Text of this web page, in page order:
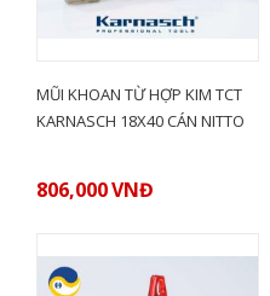
MŨI KHOAN TỪ HỢP KIM TCT
KARNASCH 18X40 CÁN NITTO
806,000VNĐ